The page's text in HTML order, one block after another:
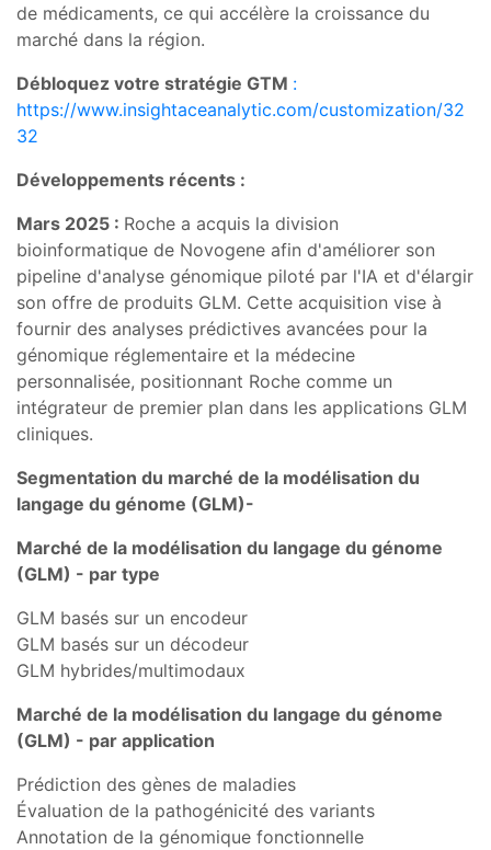
de médicaments, ce qui accélère la croissance du
marché dans la région.
Débloquez votre stratégie GTM :
https://www.insightaceanalytic.com/customization/32
32
Développements récents :
Mars 2025 : Roche a acquis la division
bioinformatique de Novogene afin d'améliorer son
pipeline d'analyse génomique piloté par l'IA et d'élargir
son offre de produits GLM. Cette acquisition vise à
fournir des analyses prédictives avancées pour la
génomique réglementaire et la médecine
personnalisée, positionnant Roche comme un
intégrateur de premier plan dans les applications GLM
cliniques.
Segmentation du marché de la modélisation du
langage du génome (GLM)-
Marché de la modélisation du langage du génome
(GLM) - par type
GLM basés sur un encodeur
GLM basés sur un décodeur
GLM hybrides/multimodaux
Marché de la modélisation du langage du génome
(GLM) - par application
Prédiction des gènes de maladies
Évaluation de la pathogénicité des variants
Annotation de la génomique fonctionnelle